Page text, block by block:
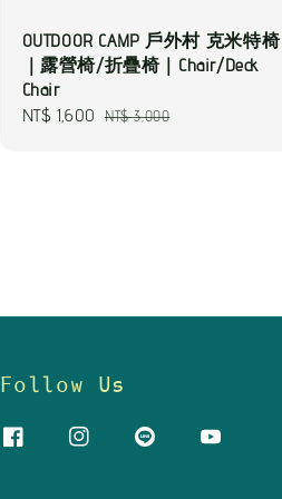
OUTDOOR CAMP 戶外村 克米特椅
｜露營椅/折疊椅｜Chair/Deck
Chair
Sale
NT$ 1,600 Regular
NT$ 3,000
Follow Us